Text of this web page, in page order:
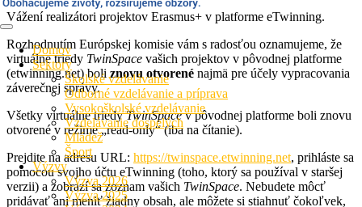
Domov
Sektory
Školské vzdelávanie
Odborné vzdelávanie a príprava
Vysokoškolské vzdelávanie
Vzdelávanie dospelých
Mládež
Šport
Výzvy
Výzva 2026
Výzva 2025
Vážení realizátori projektov Erasmus+ v platforme eTwinning.
Rozhodnutím Európskej komisie vám s radosťou oznamujeme, že
virtuálne triedy TwinSpace vašich projektov v pôvodnej platforme
(etwinning.net) boli znovu otvorené najmä pre účely vypracovania
záverečnej správy.
Všetky virtuálne triedyTwinSpacev pôvodnej platforme boli znovu
otvorené v režime „read-only“ (iba na čítanie).
Prejdite na adresu URL: https://twinspace.etwinning.net, prihláste sa
pomocou svojho účtu eTwinning (toho, ktorý sa používal v staršej
verzii) a zobrazí sa zoznam vašich TwinSpace. Nebudete môcť
pridávať ani meniť žiadny obsah, ale môžete si stiahnuť čokoľvek,